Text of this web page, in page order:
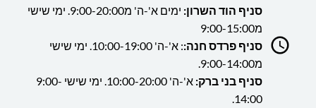
סניף הוד השרון:
ימים א'-ה' מ9:00-20:00. ימי שישי
מ9:00-15:00
סניף פרדס חנה:
: א'-ה' 10:00-19:00. ימי שישי
מ9:00-14:00.
סניף בני ברק:
א'-ה' 10:00-20:00. ימי שישי 9:00-
14:00.